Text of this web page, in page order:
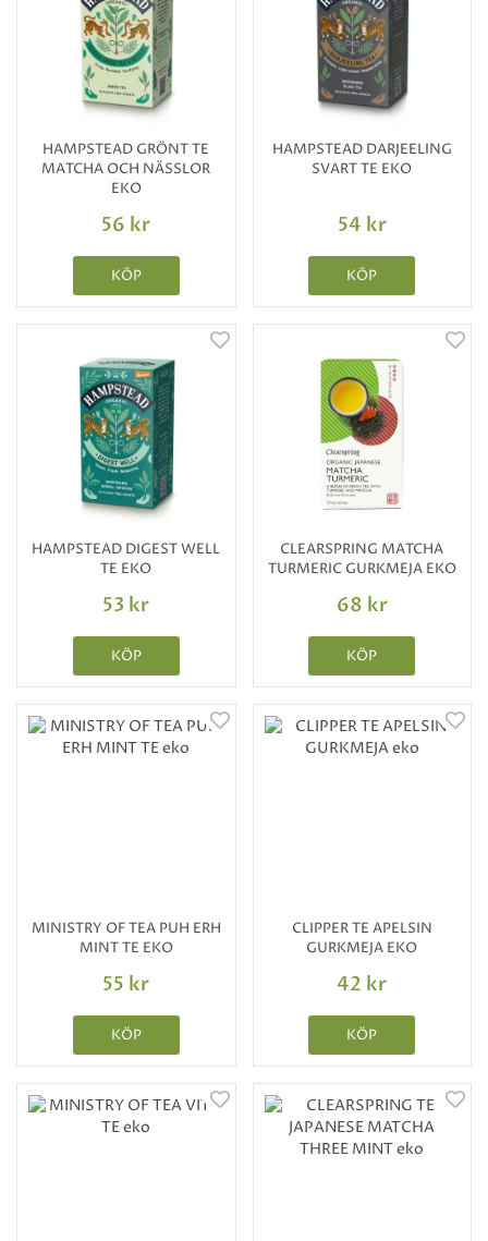
HAMPSTEAD GRÖNT TE
MATCHA OCH NÄSSLOR
EKO
56 kr
KÖP
HAMPSTEAD DARJEELING
SVART TE EKO
54 kr
KÖP
HAMPSTEAD DIGEST WELL
TE EKO
53 kr
KÖP
CLEARSPRING MATCHA
TURMERIC GURKMEJA EKO
68 kr
KÖP
MINISTRY OF TEA PUH ERH
MINT TE EKO
55 kr
KÖP
CLIPPER TE APELSIN
GURKMEJA EKO
42 kr
KÖP